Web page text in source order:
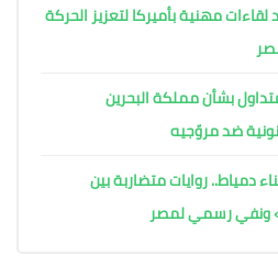
لقاءات مهنية بأميركا لتعزيز الحركة
بشأن مملكة البحرين
ضد مروّجيه
روايات متضاربة بين
ونفي رسمي لمصر